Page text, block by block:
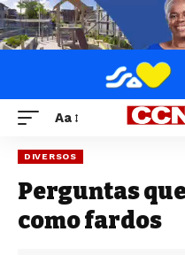
Aa
DIVERSOS
Perguntas
como fardos